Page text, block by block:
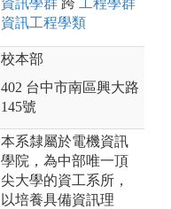
資訊工程學類
校本部
402 台中市南區興大路
145號
本系隸屬於電機資訊
學院，為中部唯一頂
尖大學的資工系所，
以培養具備資訊理